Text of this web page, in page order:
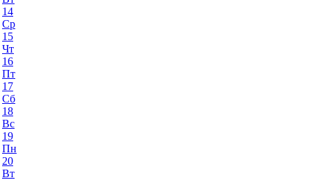
14
Ср
15
Чт
16
Пт
17
Сб
18
Вс
19
Пн
20
Вт